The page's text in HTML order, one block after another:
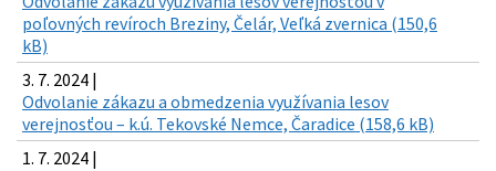
poľovných revíroch Breziny, Čelár, Veľká zvernica (150,6
kB)
3. 7. 2024 |
Odvolanie zákazu a obmedzenia využívania lesov
verejnosťou – k.ú. Tekovské Nemce, Čaradice (158,6 kB)
1. 7. 2024 |